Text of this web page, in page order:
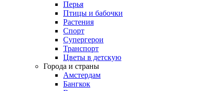
Перья
Птицы и бабочки
Растения
Спорт
Супергерои
Транспорт
Цветы в детскую
Города и страны
Амстердам
Бангкок